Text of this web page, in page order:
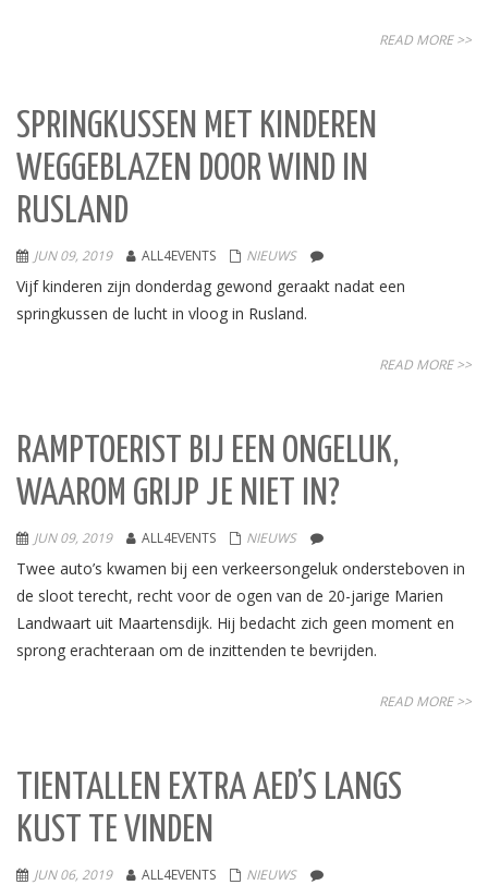
READ MORE >>
SPRINGKUSSEN MET KINDEREN
WEGGEBLAZEN DOOR WIND IN
RUSLAND
JUN 09, 2019 ALL4EVENTS NIEUWS
Vijf kinderen zijn donderdag gewond geraakt nadat een
springkussen de lucht in vloog in Rusland.
READ MORE >>
RAMPTOERIST BIJ EEN ONGELUK,
WAAROM GRIJP JE NIET IN?
JUN 09, 2019 ALL4EVENTS NIEUWS
Twee auto’s kwamen bij een verkeersongeluk ondersteboven in
de sloot terecht, recht voor de ogen van de 20-jarige Marien
Landwaart uit Maartensdijk. Hij bedacht zich geen moment en
sprong erachteraan om de inzittenden te bevrijden.
READ MORE >>
TIENTALLEN EXTRA AED’S LANGS
KUST TE VINDEN
JUN 06, 2019 ALL4EVENTS NIEUWS